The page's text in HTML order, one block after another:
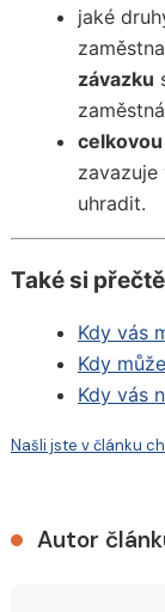
jaké
závazku
uhradit.
Také si
Kdy vás
Kdy
Kdy vás
Našli jste v článku
Autor